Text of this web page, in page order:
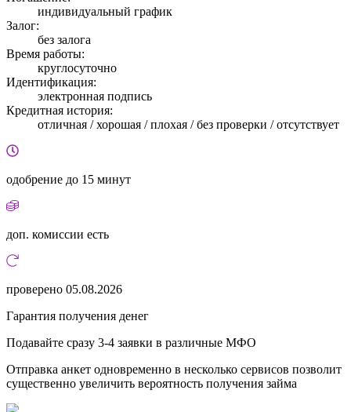
индивидуальный график
Залог:
без залога
Время работы:
круглосуточно
Идентификация:
электронная подпись
Кредитная история:
отличная / хорошая / плохая / без проверки / отсутствует
одобрение до 15 минут
доп. комиссии есть
проверено 05.08.2026
Гарантия получения денег
Подавайте сразу 3-4 заявки в различные МФО
Отправка анкет одновременно в несколько сервисов позволит
существенно увеличить вероятность получения займа